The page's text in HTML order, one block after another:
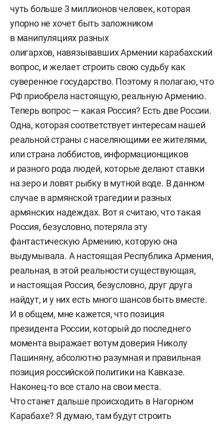
чуть больше 3 миллионов человек, которая
упорно не хочет быть заложником
в манипуляциях разных
олигархов, навязывавших Армении карабахский
вопрос, и желает строить свою судьбу как
суверенное государство. Поэтому я полагаю, что
РФ приобрела настоящую, реальную Армению.
Теперь вопрос — какая Россия? Есть две России.
Одна, которая соответствует интересам нашей
реальной страны с населяющими ее жителями,
или страна лоббистов, информационщиков
и разного рода людей, которые делают ставки
на зеро и ловят рыбку в мутной воде. В данном
случае в армянской трагедии и разных
армянских надеждах. Вот я считаю, что такая
Россия, безусловно, потеряла эту
фантастическую Армению, которую она
выдумывала. А настоящая Республика Армения,
реальная, в этой реальности существующая,
и настоящая Россия, безусловно, друг друга
найдут, и у них есть много шансов быть вместе.
И в общем, мне кажется, что позиция
президента России, который до последнего
момента выражает вотум доверия Николу
Пашиняну, абсолютно разумная и правильная
позиция российской политики на Кавказе.
Наконец-то все стало на свои места.
Что станет дальше происходить в Нагорном
Карабахе? Я думаю, там будут строить